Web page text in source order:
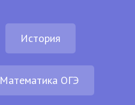
История
Математика ОГЭ